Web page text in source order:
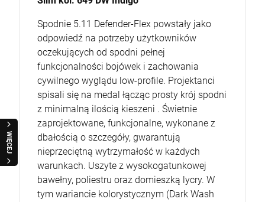
WIĘCEJ
Spodnie 5.11 Defender-Flex powstały jako
odpowiedź na potrzeby użytkowników
oczekujących od spodni pełnej
funkcjonalności bojówek i zachowania
cywilnego wyglądu low-profile. Projektanci
spisali się na medal łącząc prosty krój spodni
z minimalną ilością kieszeni . Świetnie
zaprojektowane, funkcjonalne, wykonane z
dbałością o szczegóły, gwarantują
nieprzeciętną wytrzymałość w każdych
warunkach. Uszyte z wysokogatunkowej
bawełny, poliestru oraz domieszką lycry. W
tym wariancie kolorystycznym (Dark Wash